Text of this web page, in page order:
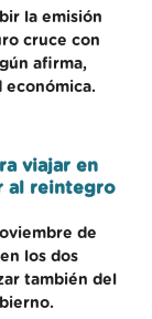
la emisión
cruce con
afirma,
económica.
viajar en
al reintegro
de
los dos
también del